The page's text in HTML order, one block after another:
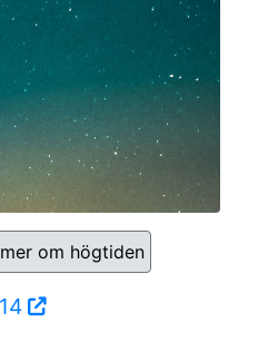
om högtiden